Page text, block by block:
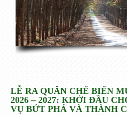
LỄ RA QUÂN CHẾ BIẾN
2026 – 2027: KHỞI ĐẦU
VỤ BỨT PHÁ VÀ THÀNH